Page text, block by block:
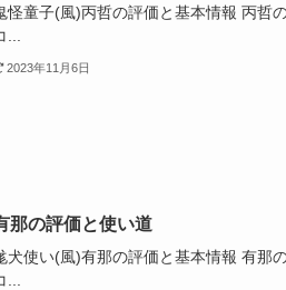
怪童子(風)丙哲の評価と基本情報 丙哲
...
2023年11月6日
那の評価と使い道
犬使い(風)有那の評価と基本情報 有那
...